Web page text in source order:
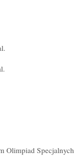
Olimpiad Specjalnych